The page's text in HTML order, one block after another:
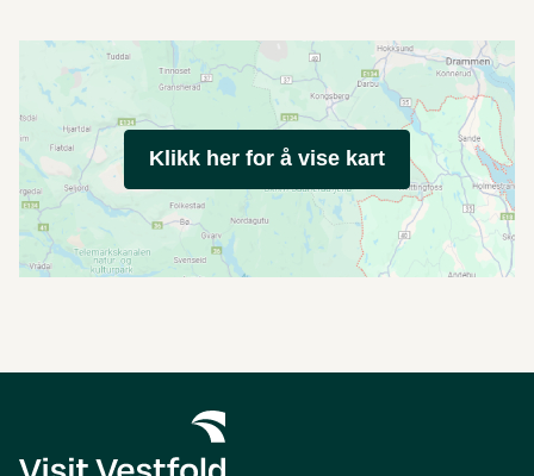
Klikk her for å vise kart